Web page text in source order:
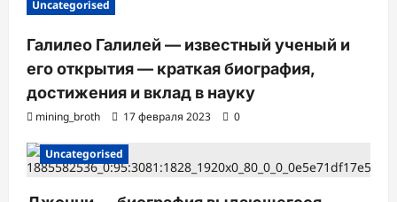
Uncategorised
Галилео Галилей — известный ученый и
его открытия — краткая биография,
достижения и вклад в науку
mining_broth 17 февраля 2023 0
Uncategorised